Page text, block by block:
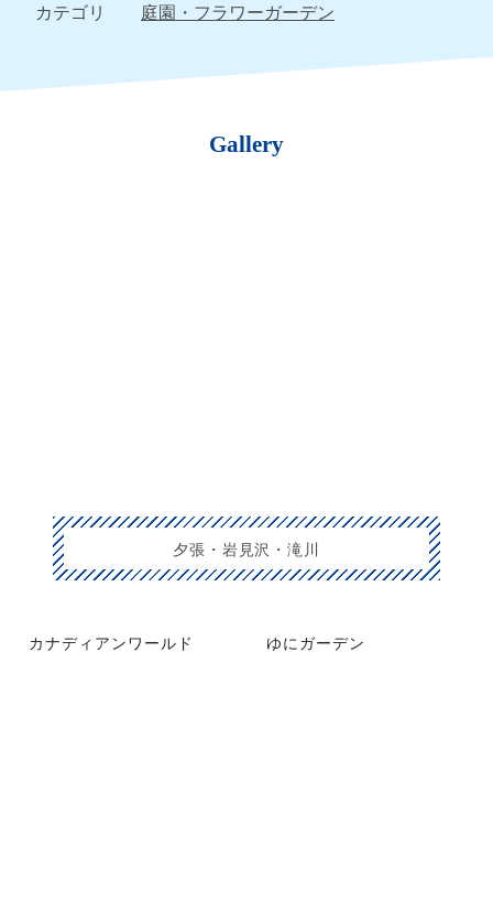
カテゴリ 庭園・フラワーガーデン
Gallery
夕張・岩見沢・滝川
カナディアンワールド ゆにガーデン